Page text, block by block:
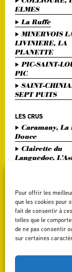
Pour offrir les
que les cookies pour
fait de consentir à
telles que le
de ne pas consentir
sur certaines
ELMES
La Ruffe
MINERVOIS
LIVINIERE, LA
PLANETTE
PIC-SAINT-
PIC
SAINT-
SEPT PUITS
LES CRUS
Caramany, La
Douce
Clairette du
Languedoc,
Haute Vallée
Pézenas,
Saint Chinian,
Saint Festin
Terrasses du
L'Art du Vers
Terrasses du